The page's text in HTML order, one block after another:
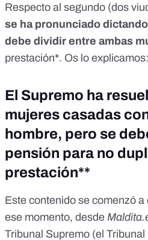
Respecto al segundo (dos
se ha pronunciado
debe dividir entre ambas
prestación*. Os lo explicamos:
El Supremo ha
mujeres casadas
hombre, pero se
pensión para no
prestación**
Este contenido se comenzó a
ese momento, desde
Tribunal Supremo (el